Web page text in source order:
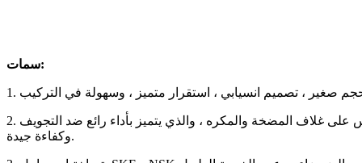
سمات:
حجم صغير ، تصميم انسيابي ، استقرار متميز ، وسهولة في التركيب
2. دفاعة الشفط المزدوجة تقلل من القوة المحورية أثناء العمل بثبات وتقدم أداء هيدروليكيًا استثنائيًا. ينتج عن الصب الدقيق سطح داخلي أملس على غلاف المضخة والمكره ، والذي يتميز بأداء رائع ضد التجويف
وكفاءة جيدة.